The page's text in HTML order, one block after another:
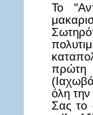
Το
όλη
Σας το